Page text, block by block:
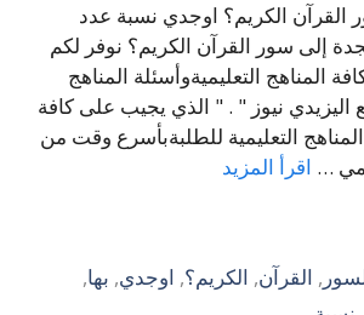
القرآن الكريم؟ اوجدي نسبة عدد
إلى سور القرآن الكريم؟ نوفر لكم
المناهج التعليميةوأسئلة المناهج
اليزيدي نيوز " . " الذي يجيب على كافة
التعليمية للطلبةبأسرع وقت من
… اقرأ المزيد
, القرآن, الكريم؟, اوجدي, بها,